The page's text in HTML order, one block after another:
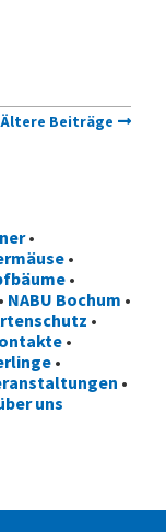
Ältere Beiträge
•
•
•
• NABU Bochum •
•
•
•
•
uns